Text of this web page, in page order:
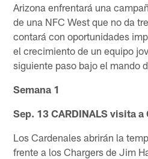
Arizona enfrentará una
de una NFC West que no da
contará con oportunidades
el crecimiento de un equipo
siguiente paso bajo el mando
Semana 1
Sep. 13 CARDINALS visita a
Los Cardenales abrirán la
frente a los Chargers de Jim